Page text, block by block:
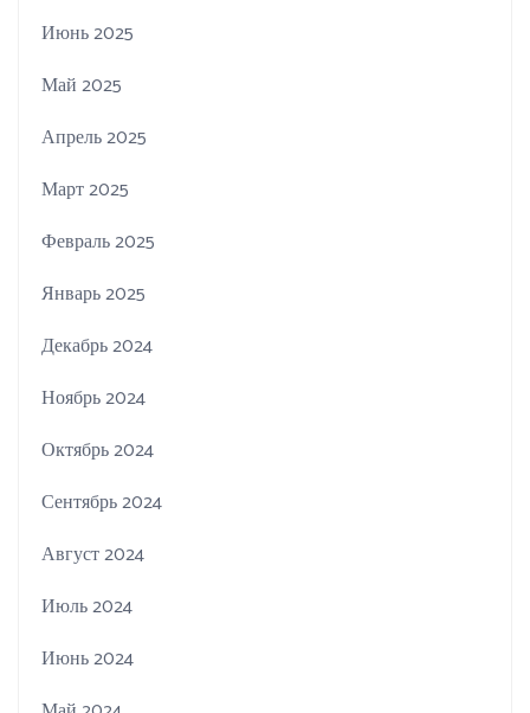
Июнь 2025
Май 2025
Апрель 2025
Март 2025
Февраль 2025
Январь 2025
Декабрь 2024
Ноябрь 2024
Октябрь 2024
Сентябрь 2024
Август 2024
Июль 2024
Июнь 2024